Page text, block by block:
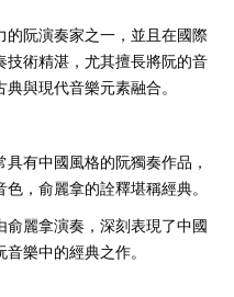
阮演奏家之一，並且在國際
術精湛，尤其擅長將阮的音
與現代音樂元素融合。
具有中國風格的阮獨奏作品，
，俞麗拿的詮釋堪稱經典。
俞麗拿演奏，深刻表現了中國
樂中的經典之作。